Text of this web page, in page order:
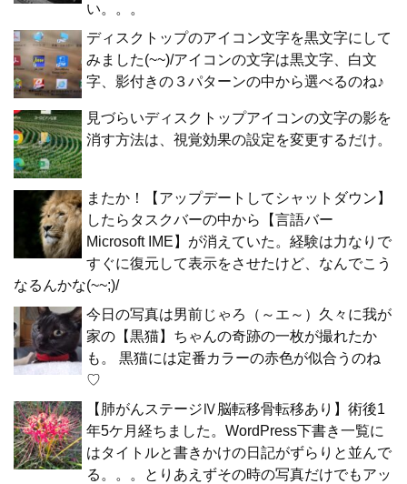
い。。。
ディスクトップのアイコン文字を黒文字にして
みました(~~)/アイコンの文字は黒文字、白文
字、影付きの３パターンの中から選べるのね♪
見づらいディスクトップアイコンの文字の影を
消す方法は、視覚効果の設定を変更するだけ。
またか！【アップデートしてシャットダウン】
したらタスクバーの中から【言語バー
Microsoft IME】が消えていた。経験は力なりで
すぐに復元して表示をさせたけど、なんでこう
なるんかな(~~;)/
今日の写真は男前じゃろ（～エ～）久々に我が
家の【黒猫】ちゃんの奇跡の一枚が撮れたか
も。 黒猫には定番カラーの赤色が似合うのね
♡
【肺がんステージⅣ脳転移骨転移あり】術後1
年5ケ月経ちました。WordPress下書き一覧に
はタイトルと書きかけの日記がずらりと並んで
る。。。とりあえずその時の写真だけでもアッ